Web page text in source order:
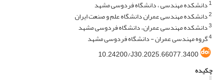
1دانشکده مهندسی ، دانشگاه فردوسی مشهد
2دانشکده مهندسی عمران دانشگاه علم و صنعت ایران
3دانشکده مهندسی عمران، دانشگاه فردوسی مشهد
4گروه مهندسی عمران - دانشگاه فردوسی مشهد
10.24200/J30.2025.66077.3400
چکیده